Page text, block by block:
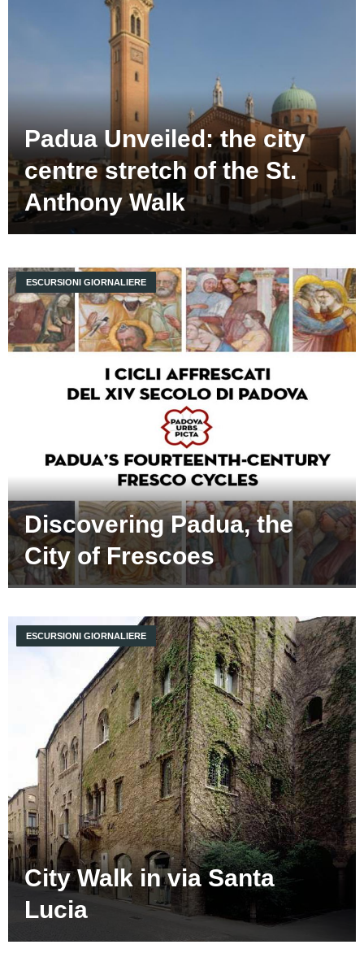
Padua Unveiled: the city
centre stretch of the St.
Anthony Walk
Discovering Padua, the
City of Frescoes
ESCURSIONI GIORNALIERE
City Walk in via Santa
Lucia
ESCURSIONI GIORNALIERE